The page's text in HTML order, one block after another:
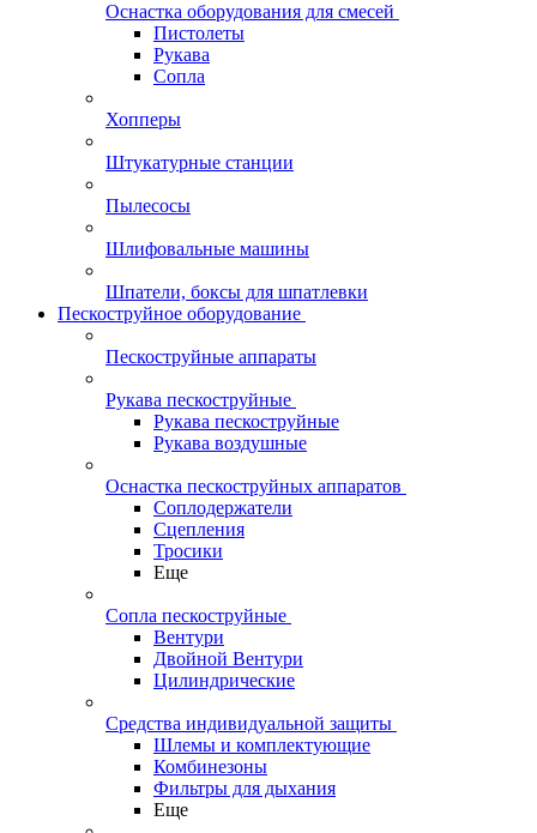
Оснастка оборудования для смесей
Пистолеты
Рукава
Сопла
Хопперы
Штукатурные станции
Пылесосы
Шлифовальные машины
Шпатели, боксы для шпатлевки
Пескоструйное оборудование
Пескоструйные аппараты
Рукава пескоструйные
Рукава пескоструйные
Рукава воздушные
Оснастка пескоструйных аппаратов
Соплодержатели
Сцепления
Тросики
Еще
Сопла пескоструйные
Вентури
Двойной Вентури
Цилиндрические
Средства индивидуальной защиты
Шлемы и комплектующие
Комбинезоны
Фильтры для дыхания
Еще